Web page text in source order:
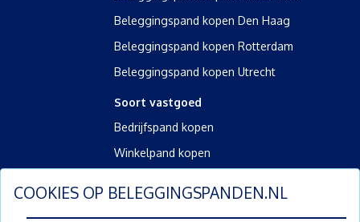
COOKIES OP BELEGGINGSPANDEN.NL
Beleggingspand kopen Den Haag
Beleggingspand kopen Rotterdam
Beleggingspand kopen Utrecht
Soort vastgoed
Bedrijfspand kopen
Winkelpand kopen